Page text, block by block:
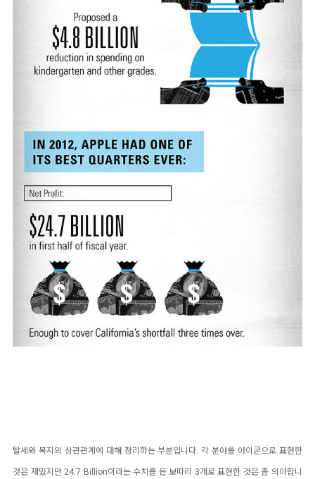
탈세와 복지의 상관관계에 대해 정리하는 부분입니다. 각 분야를 아이콘으로 표현한
것은 재밌지만 24.7 Billion이라는 수치를 돈 보따리 3개로 표현한 것은 좀 의아합니